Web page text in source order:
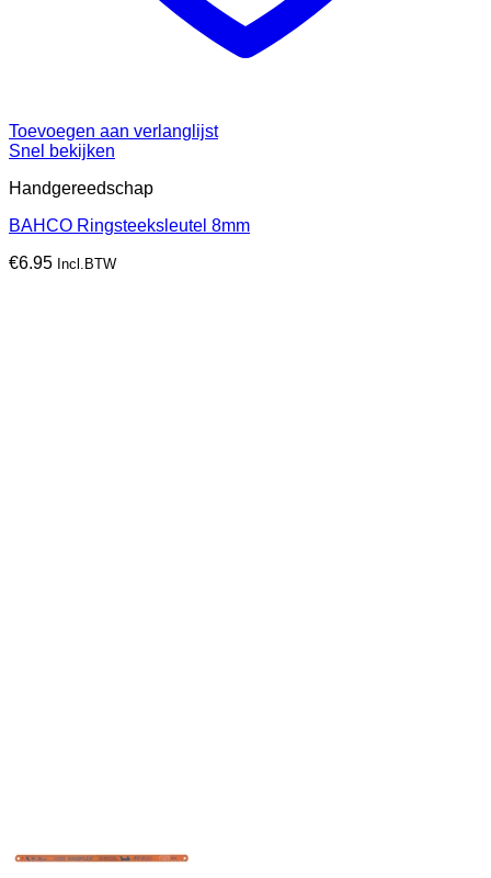
Toevoegen aan verlanglijst
Snel bekijken
Handgereedschap
BAHCO Ringsteeksleutel 8mm
€6.95 Incl.BTW